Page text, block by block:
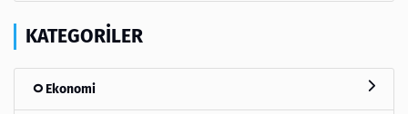
KATEGORILER
Ekonomi